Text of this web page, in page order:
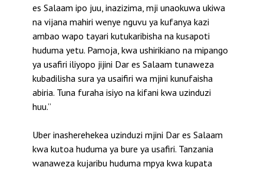
es Salaam ipo juu, inazizima, mji unaokuwa ukiwa
na vijana mahiri wenye nguvu ya kufanya kazi
ambao wapo tayari kutukaribisha na kusapoti
huduma yetu. Pamoja, kwa ushirikiano na mipango
ya usafiri iliyopo jijini Dar es Salaam tunaweza
kubadilisha sura ya usaifiri wa mjini kunufaisha
abiria. Tuna furaha isiyo na kifani kwa uzinduzi
huu.”
Uber inasherehekea uzinduzi mjini Dar es Salaam
kwa kutoa huduma ya bure ya usafiri. Tanzania
wanaweza kujaribu huduma mpya kwa kupata